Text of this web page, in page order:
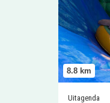
8.8 km
Uitagenda